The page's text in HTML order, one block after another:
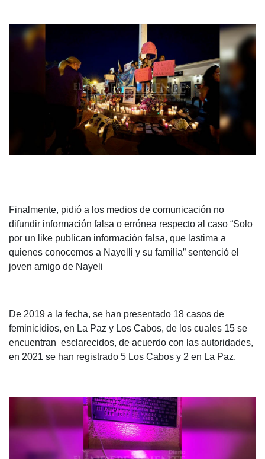
Finalmente, pidió a los medios de comunicación no
difundir información falsa o errónea respecto al caso “Solo
por un like publican información falsa, que lastima a
quienes conocemos a Nayelli y su familia” sentenció el
joven amigo de Nayeli
De 2019 a la fecha, se han presentado 18 casos de
feminicidios, en La Paz y Los Cabos, de los cuales 15 se
encuentran esclarecidos, de acuerdo con las autoridades,
en 2021 se han registrado 5 Los Cabos y 2 en La Paz.